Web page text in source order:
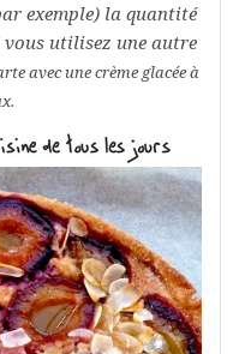
exemple) la quantité
vous utilisez une autre
avec une crème glacée à